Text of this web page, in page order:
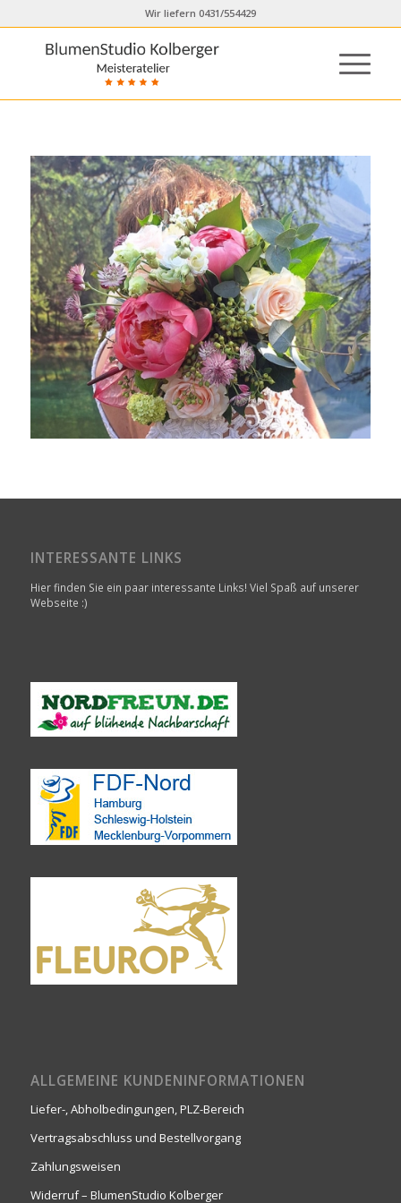
Wir liefern 0431/554429
INTERESSANTE LINKS
Hier finden Sie ein paar interessante Links! Viel Spaß auf unserer
Webseite :)
ALLGEMEINE KUNDENINFORMATIONEN
Liefer-, Abholbedingungen, PLZ-Bereich
Vertragsabschluss und Bestellvorgang
Zahlungsweisen
Widerruf – BlumenStudio Kolberger